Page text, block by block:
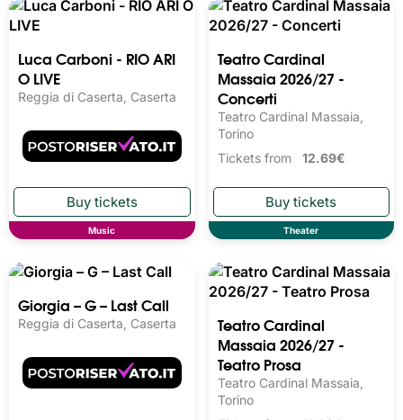
PARCO DIDATTICO LE
Parco Didattico Le Colline di
Giuca , Baldissero d’Alba
Tickets from30.00€
Teatro Cardinal
Massaia 2026/27 - Arte
Varia
Teatro Cardinal Massaia,
Torino
Tickets from11.00€
Luca Carboni - RIO ARI
O LIVE
Reggia di Caserta, Caserta
Teatro Cardinal
Massaia 2026/27 -
Concerti
Teatro Cardinal Massaia,